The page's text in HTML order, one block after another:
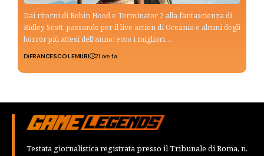
Dai ritorni di Robin Hood e Terminator 2 alla fantascienza di
Ridley Scott, passando per il live action di Oceania e alcuni degli
horror più attesi dell’anno: ecco i migliori…
DiFRANCESCO LEMURI 21 ore fa
Testata giornalistica registrata presso il Tribunale di Roma, n.